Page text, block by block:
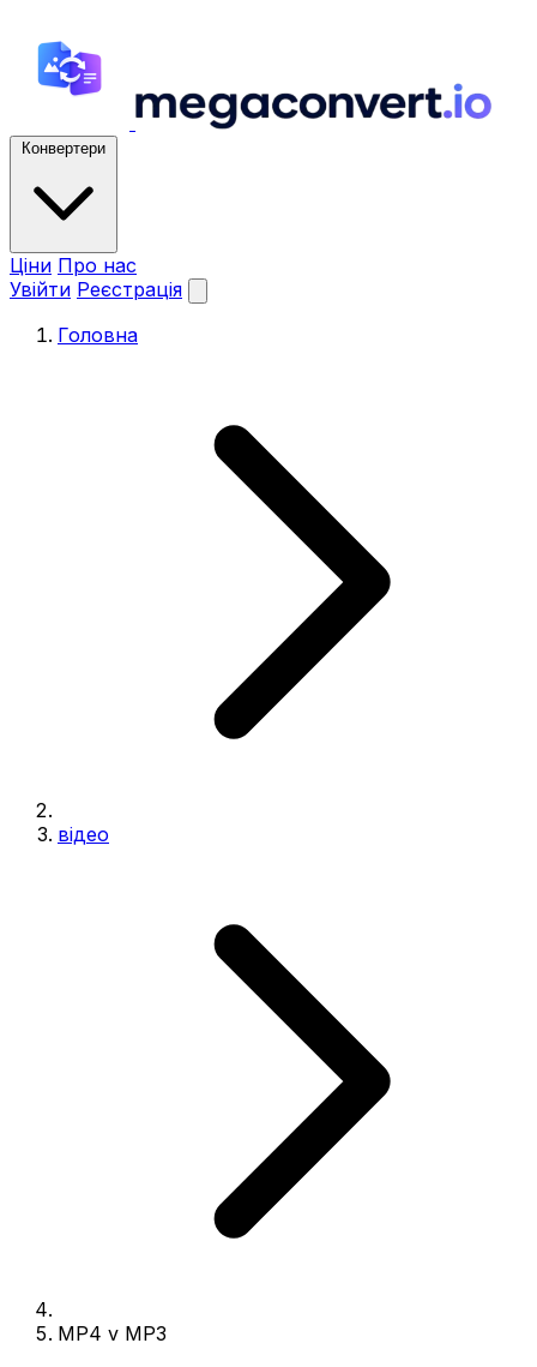
Конвертери
Ціни Про нас
Увійти Реєстрація
Головна
відео
MP4 v MP3